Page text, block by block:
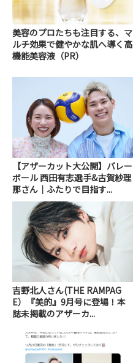
美容のプロたちも注目する、マ
ルチ効果で健やかな肌へ導く高
機能美容液（PR）
【アザーカット大公開】バレー
ボール 西田有志選手&古賀紗理
那さん｜ふたりで目指す...
吉野北人さん(THE RAMPAG
E）『美的』9月号に登場！本
誌未掲載のアザーカ...